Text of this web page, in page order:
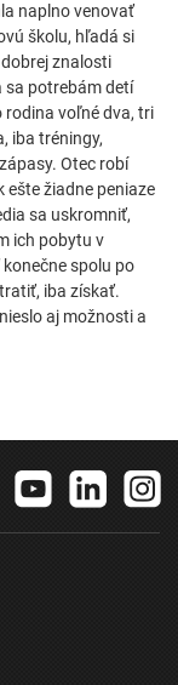
naplno venovať
školu, hľadá si
znalosti
sa potrebám detí
rodina voľné dva, tri
iba tréningy,
Otec robí
ešte žiadne peniaze
sa uskromniť,
ich pobytu v
spolu po
iba získať.
aj možnosti a